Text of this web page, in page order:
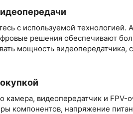
с используемой
решения обеспечивают
мощность
камера, видеопередатчик и
компонентов, напряжение